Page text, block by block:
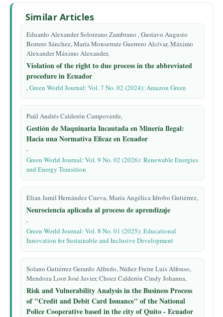
Similar Articles
Eduardo Alexander Solorzano Zambrano , Gustavo Augusto
Borrero Sánchez, María Monserrate Guerrero Alcívar, Máximo
Alexander Máximo Alexander,
Violation of the right to due process in the abbreviated
procedure in Ecuador
,Green World Journal: Vol. 7 No. 02 (2024): Amazon Green
Paúl Andrés Calderón Campoverde,
Gestión de Maquinaria Incautada en Minería Ilegal:
Hacia una Normativa Eficaz en Ecuador
,
Green World Journal: Vol. 9 No. 02 (2026): Renewable Energies
and Energy Transition
Elian Jamil Hernández Cueva, María Angélica Idrobo Gutiérrez,
Neurociencia aplicada al proceso de aprendizaje
,
Green World Journal: Vol. 8 No. 01 (2025): Educational
Innovation for Sustainable and Inclusive Development
Solano Gutiérrez Gerardo Alfredo, Núñez Freire Luis Alfonso,
Mendoza Loor José Javier, Choez Calderón Cindy Johanna,
Risk and Vulnerability Analysis in the Business Process
of "Credit and Debit Card Issuance" of the National
Police Cooperative based in the city of Quito - Ecuador